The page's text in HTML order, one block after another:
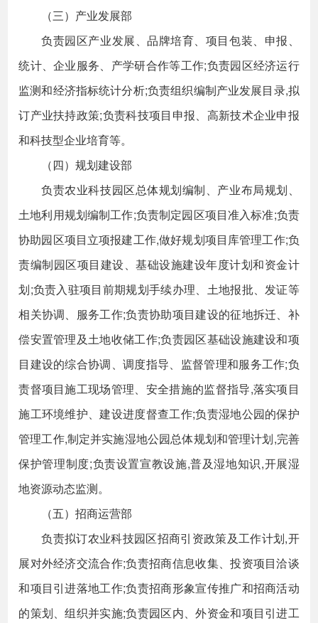
（三）产业发展部
负责园区产业发展、品牌培育、项目包装、申报、
统计、企业服务、产学研合作等工作;负责园区经济运行
监测和经济指标统计分析;负责组织编制产业发展目录,拟
订产业扶持政策;负责科技项目申报、高新技术企业申报
和科技型企业培育等。
（四）规划建设部
负责农业科技园区总体规划编制、产业布局规划、
土地利用规划编制工作;负责制定园区项目准入标准;负责
协助园区项目立项报建工作,做好规划项目库管理工作;负
责编制园区项目建设、基础设施建设年度计划和资金计
划;负责入驻项目前期规划手续办理、土地报批、发证等
相关协调、服务工作;负责协助项目建设的征地拆迁、补
偿安置管理及土地收储工作;负责园区基础设施建设和项
目建设的综合协调、调度指导、监督管理和服务工作;负
责督项目施工现场管理、安全措施的监督指导,落实项目
施工环境维护、建设进度督查工作;负责湿地公园的保护
管理工作,制定并实施湿地公园总体规划和管理计划,完善
保护管理制度;负责设置宣教设施,普及湿地知识,开展湿
地资源动态监测。
（五）招商运营部
负责拟订农业科技园区招商引资政策及工作计划,开
展对外经济交流合作;负责招商信息收集、投资项目洽谈
和项目引进落地工作;负责招商形象宣传推广和招商活动
的策划、组织并实施;负责园区内、外资金和项目引进工